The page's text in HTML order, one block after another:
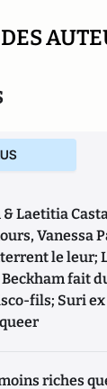
& Laetitia
Vanessa
le leur;
fait
fils; Suri
riches